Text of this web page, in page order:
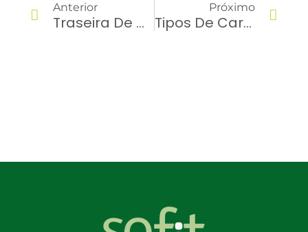
Anterior
Traseira De Caminhão Alta: Veja O Que Diz A Lei
Próximo
Tipos De Carreta E Suas Capacidades: Conheça Os Principais